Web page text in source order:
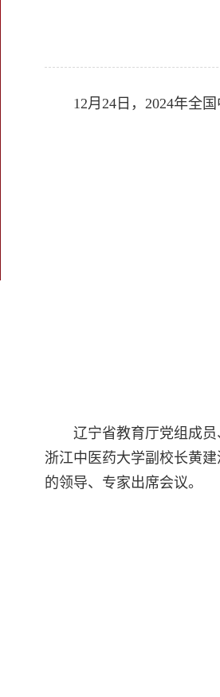
12月24日，2024年全
辽宁省教育厅党组成
浙江中医药大学副校长黄
的领导、专家出席会议。